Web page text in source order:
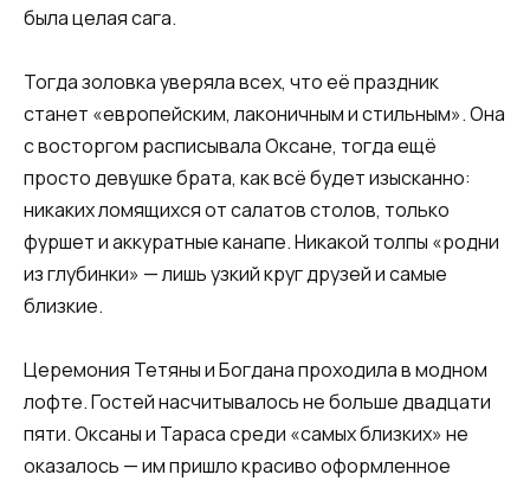
была целая сага.
Тогда золовка уверяла всех, что её праздник
станет «европейским, лаконичным и стильным». Она
с восторгом расписывала Оксане, тогда ещё
просто девушке брата, как всё будет изысканно:
никаких ломящихся от салатов столов, только
фуршет и аккуратные канапе. Никакой толпы «родни
из глубинки» — лишь узкий круг друзей и самые
близкие.
Церемония Тетяны и Богдана проходила в модном
лофте. Гостей насчитывалось не больше двадцати
пяти. Оксаны и Тараса среди «самых близких» не
оказалось — им пришло красиво оформленное